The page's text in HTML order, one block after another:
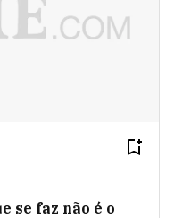
se faz não é o